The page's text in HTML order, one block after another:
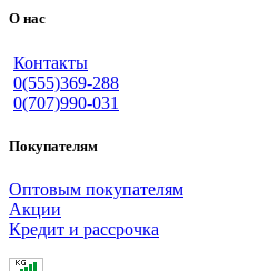
О нас
Контакты
0(555)369-288
0(707)990-031
Покупателям
Оптовым покупателям
Акции
Кредит и рассрочка